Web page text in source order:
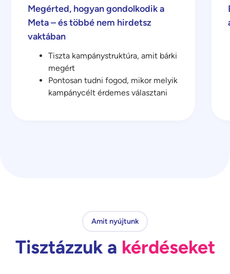
Megérted, hogyan gondolkodik a
Meta – és többé nem hirdetsz
vaktában
Tiszta kampánystruktúra, amit bárki
megért
Pontosan tudni fogod, mikor melyik
kampánycélt érdemes választani
Amit nyújtunk
Tisztázzuk a kérdéseket